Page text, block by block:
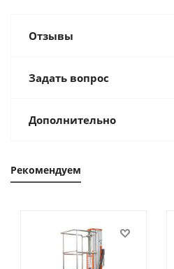
Отзывы
Задать вопрос
Дополнительно
Рекомендуем